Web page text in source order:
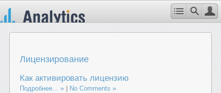
Лицензирование
Как активировать лицензию
Подробнее... No Comments